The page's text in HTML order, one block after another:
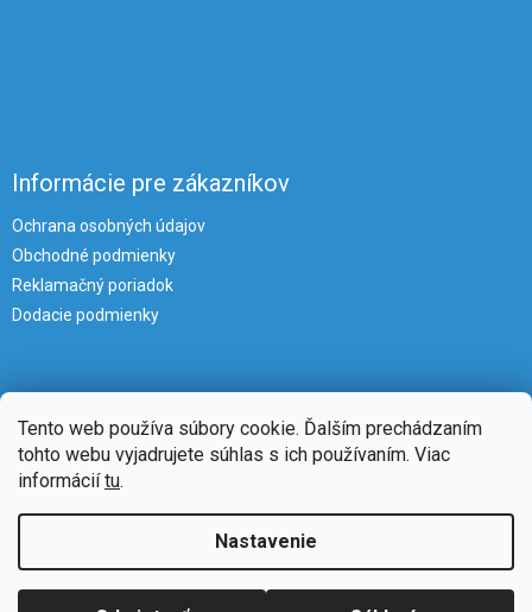
Tento web používa súbory cookie. Ďalším prechádzaním
tohto webu vyjadrujete súhlas s ich používaním. Viac
informáciítu.
Nastavenie
Informácie pre zákazníkov
Ochrana osobných údajov
Obchodné podmienky
Reklamačný poriadok
Dodacie podmienky
. Všetky práva vyhradené.